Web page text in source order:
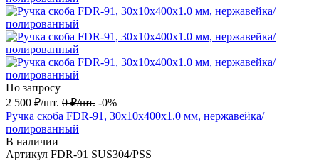
По запросу
2 500 ₽/шт. 0 ₽/шт. -0%
Ручка скоба FDR-91, 30х10х400х1.0 мм, нержавейка/
полированный
В наличии
Артикул FDR-91 SUS304/PSS